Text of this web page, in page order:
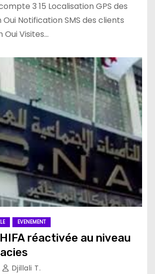
3 15 Localisation GPS des
Notification SMS des clients
Oui Visites…
EVENEMENT
réactivée au niveau
Djillali T.